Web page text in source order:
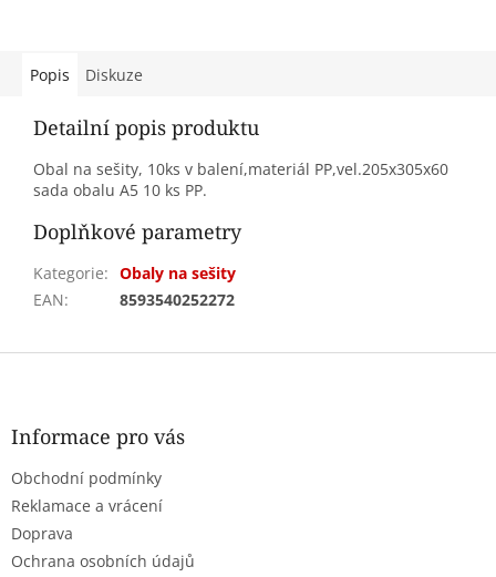
Popis Diskuze
Detailní popis produktu
Obal na sešity, 10ks v balení,materiál PP,vel.205x305x60
sada obalu A5 10 ks PP.
Doplňkové parametry
Kategorie: Obaly na sešity
EAN: 8593540252272
Z
Informace pro vás
Obchodní podmínky
Reklamace a vrácení
Doprava
Ochrana osobních údajů